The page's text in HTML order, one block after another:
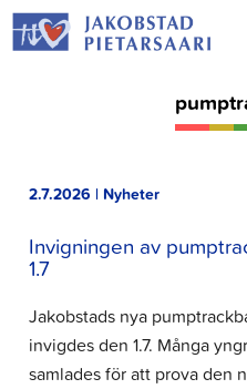
Hoppa
till
2.7.2026 | Nyheter
Invigningen av
1.7
Jakobstads nya
invigdes den 1.7. Många
samlades för att prova den